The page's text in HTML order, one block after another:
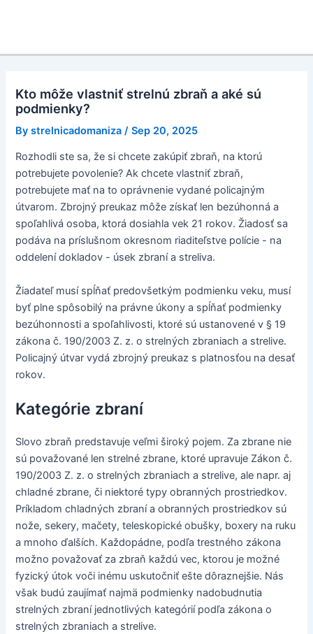
Kto môže vlastniť strelnú zbraň a aké sú
podmienky?
Bystrelnicadomaniza /Sep 20, 2025
Rozhodli ste sa, že si chcete zakúpiť zbraň, na ktorú
potrebujete povolenie? Ak chcete vlastniť zbraň,
potrebujete mať na to oprávnenie vydané policajným
útvarom. Zbrojný preukaz môže získať len bezúhonná a
spoľahlivá osoba, ktorá dosiahla vek 21 rokov. Žiadosť sa
podáva na príslušnom okresnom riaditeľstve polície - na
oddelení dokladov - úsek zbraní a streliva.
Žiadateľ musí spĺňať predovšetkým podmienku veku, musí
byť plne spôsobilý na právne úkony a spĺňať podmienky
bezúhonnosti a spoľahlivosti, ktoré sú ustanovené v § 19
zákona č. 190/2003 Z. z. o strelných zbraniach a strelive.
Policajný útvar vydá zbrojný preukaz s platnosťou na desať
rokov.
Kategórie zbraní
Slovo zbraň predstavuje veľmi široký pojem. Za zbrane nie
sú považované len strelné zbrane, ktoré upravuje Zákon č.
190/2003 Z. z. o strelných zbraniach a strelive, ale napr. aj
chladné zbrane, či niektoré typy obranných prostriedkov.
Príkladom chladných zbraní a obranných prostriedkov sú
nože, sekery, mačety, teleskopické obušky, boxery na ruku
a mnoho ďalších. Každopádne, podľa trestného zákona
možno považovať za zbraň každú vec, ktorou je možné
fyzický útok voči inému uskutočniť ešte dôraznejšie. Nás
však budú zaujímať najmä podmienky nadobudnutia
strelných zbraní jednotlivých kategórií podľa zákona o
strelných zbraniach a strelive.